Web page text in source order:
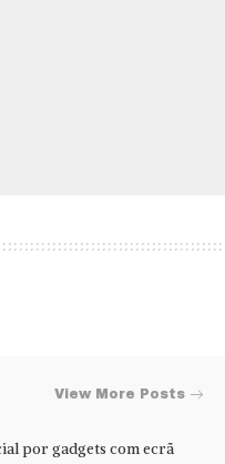
View More Posts
por gadgets com ecrã